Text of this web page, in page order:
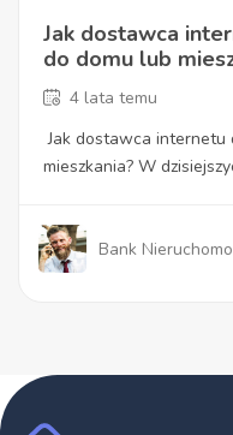
Jak dostawca
do domu lub
4 lata temu
Jak dostawca internetu
mieszkania? W
Bank